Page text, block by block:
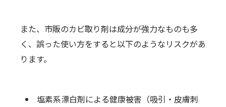
また、市販のカビ取り剤は成分が強力なものも多
く、誤った使い方をすると以下のようなリスクがあ
ります。
塩素系漂白剤による健康被害（吸引・皮膚刺